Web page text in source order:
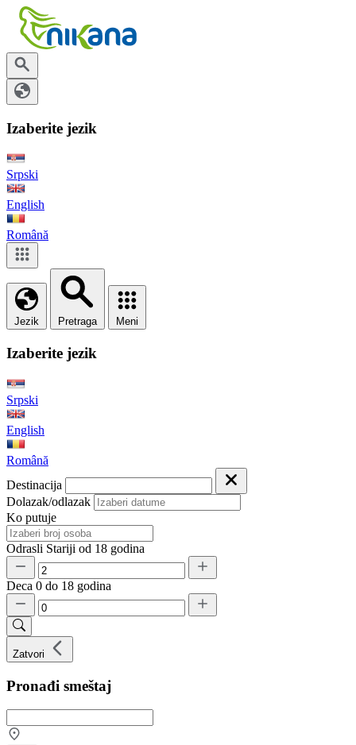
Izaberite jezik
Srpski
English
Română
Jezik Pretraga Meni
Izaberite jezik
Srpski
English
Română
Destinacija
Dolazak/odlazak
Ko putuje
Odrasli Stariji od 18 godina
Deca 0 do 18 godina
Zatvori
Pronađi smeštaj